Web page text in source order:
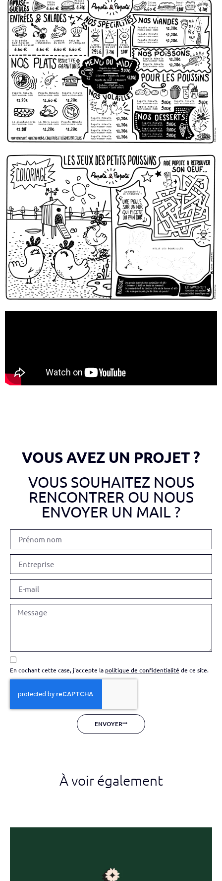
VOUS AVEZ UN PROJET ?
VOUS SOUHAITEZ NOUS
RENCONTRER OU NOUS
ENVOYER UN MAIL ?
En cochant cette case, j'accepte la politique de confidentialité de ce site.
ENVOYER
À voir également